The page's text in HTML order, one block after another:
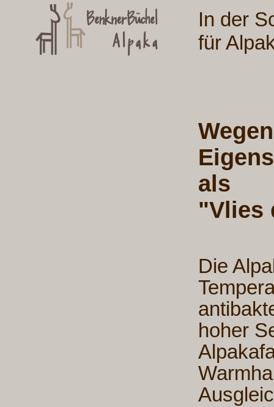
In der
für
als
"Vlies
Die
hoher